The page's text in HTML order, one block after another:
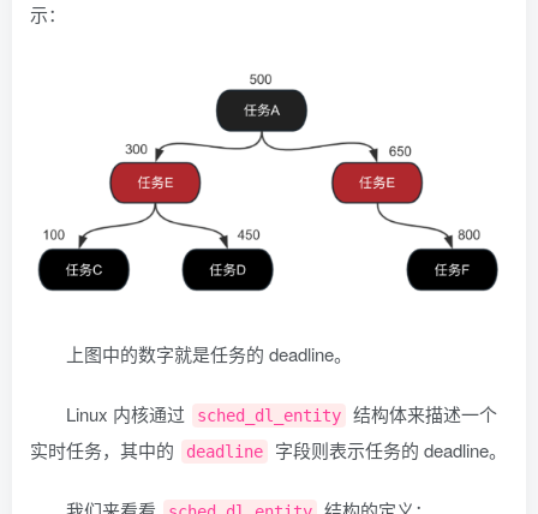
示：
上图中的数字就是任务的 deadline。
Linux 内核通过 sched_dl_entity
结构体来描述一个
实时任务，其中的
deadline 字段则表示任务的 deadline。